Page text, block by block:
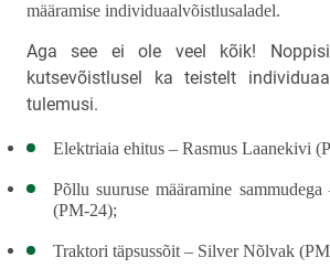
määramise individuaalvõistlusaladel.
Aga see ei ole veel kõik!
kutsevõistlusel ka teistelt
tulemusi.
Elektriaia ehitus – Rasmus Laanekivi
Põllu suuruse määramine
(PM-24);
Traktori täpsussõit – Silver Nõlvak